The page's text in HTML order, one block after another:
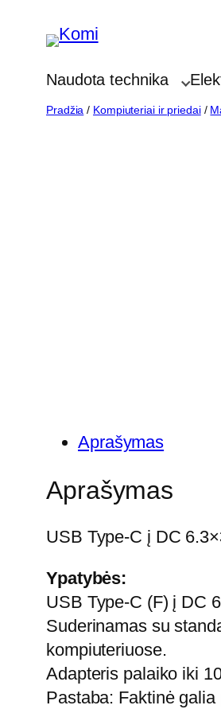
Naudota technika
Pradžia / Kompiuteriai ir priedai/
Aprašymas
Aprašymas
USB Type-C į DC
Ypatybės:
USB Type-C (F) į DC
Suderinamas su
kompiuteriuose.
Adapteris palaiko iki
Pastaba: Faktinė